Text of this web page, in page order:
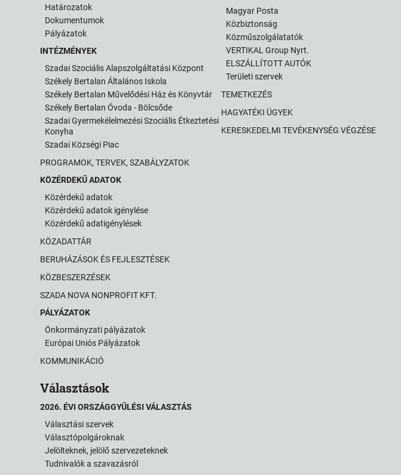
Határozatok
Dokumentumok
Pályázatok
INTÉZMÉNYEK
Szadai Szociális Alapszolgáltatási Központ
Székely Bertalan Általános Iskola
Székely Bertalan Művelődési Ház és Könyvtár
Székely Bertalan Óvoda - Bölcsőde
Szadai Gyermekélelmezési Szociális Étkeztetési
Konyha
Szadai Községi Piac
PROGRAMOK, TERVEK, SZABÁLYZATOK
KÖZÉRDEKŰ ADATOK
Közérdekű adatok
Közérdekű adatok igénylése
Közérdekű adatigénylések
KÖZADATTÁR
BERUHÁZÁSOK ÉS FEJLESZTÉSEK
KÖZBESZERZÉSEK
SZADA NOVA NONPROFIT KFT.
PÁLYÁZATOK
Önkormányzati pályázatok
Európai Uniós Pályázatok
KOMMUNIKÁCIÓ
Magyar Posta
Közbiztonság
Közműszolgálatatók
VERTIKAL Group Nyrt.
ELSZÁLLÍTOTT AUTÓK
Területi szervek
TEMETKEZÉS
HAGYATÉKI ÜGYEK
KERESKEDELMI TEVÉKENYSÉG VÉGZÉSE
Választások
2026. ÉVI ORSZÁGGYŰLÉSI VÁLASZTÁS
Választási szervek
Választópolgároknak
Jelölteknek, jelölő szervezeteknek
Tudnivalók a szavazásról